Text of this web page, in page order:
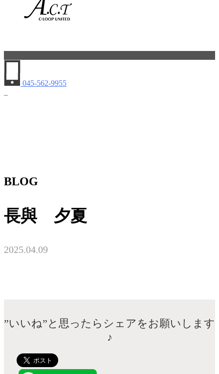
045-562-9955
BLOG
長與 夕夏
2025.04.09
”いいね”と思ったらシェアをお願いします
♪